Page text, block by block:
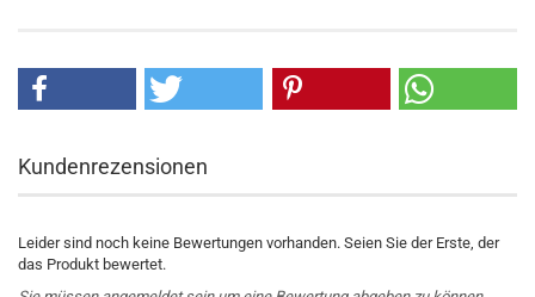
Kundenrezensionen
Leider sind noch keine Bewertungen vorhanden. Seien Sie der Erste, der
das Produkt bewertet.